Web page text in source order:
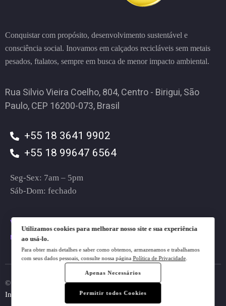
Conquistar com propósito, desenvolvimento sustentável e
consciência social. Inovamos em calçados recicláveis sem metais
pesados, ftalatos, sempre em busca de menor impacto ambiental.
Rua Silvio Vieira Coelho, 804, Centro - Birigui, São
Paulo, CEP 16200-073, Brasil
+55 18 3641 9902
+55 18 99647 6564
Seg-Sex: 7am – 5pm
Sáb-Dom: fechado
vendas@plugt.com.br
mkt@plugt.com.br
© 2023 Plugt. All rights reserved.Do Not Sell My Personal
Information
Utilizamos cookies para melhorar nosso site e sua experiência
ao usá-lo.
Para obter mais detalhes e saber como obtemos, armazenamos e trabalhamos
com seus dados pessoais, consulte nossa página Política de Privacidade.
Apenas Necessários
Permitir todos Cookies